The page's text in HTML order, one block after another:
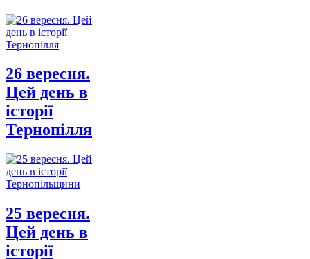
26 вересня.
Цей день в
історії
Тернопілля
25 вересня.
Цей день в
історії